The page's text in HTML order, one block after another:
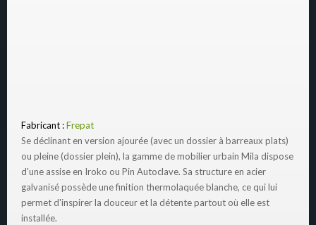
Fabricant :Frepat
Se déclinant en version ajourée (avec un dossier à barreaux plats)
ou pleine (dossier plein), la gamme de mobilier urbain Mila dispose
d'une assise en Iroko ou Pin Autoclave. Sa structure en acier
galvanisé possède une finition thermolaquée blanche, ce qui lui
permet d'inspirer la douceur et la détente partout où elle est
installée.